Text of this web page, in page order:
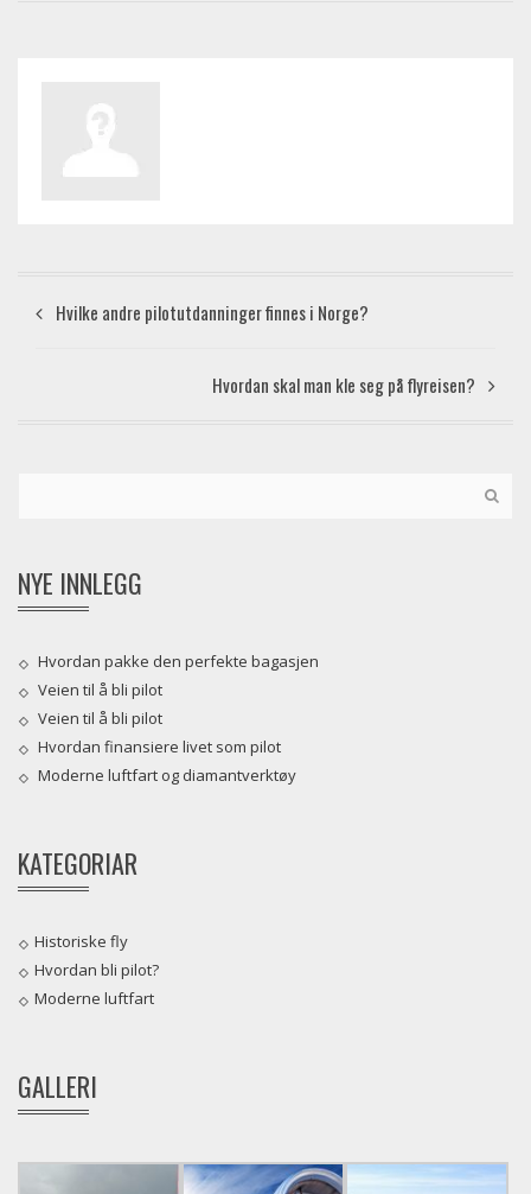
Hvilke andre pilotutdanninger finnes i Norge?
Hvordan skal man kle seg på flyreisen?
NYE INNLEGG
Hvordan pakke den perfekte bagasjen
Veien til å bli pilot
Veien til å bli pilot
Hvordan finansiere livet som pilot
Moderne luftfart og diamantverktøy
KATEGORIAR
Historiske fly
Hvordan bli pilot?
Moderne luftfart
GALLERI